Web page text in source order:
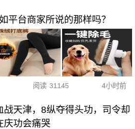
平台商家所说的那样吗？
阅读 31145 4小时前
战天津，8纵夺得头功，司令却
庆功会痛哭